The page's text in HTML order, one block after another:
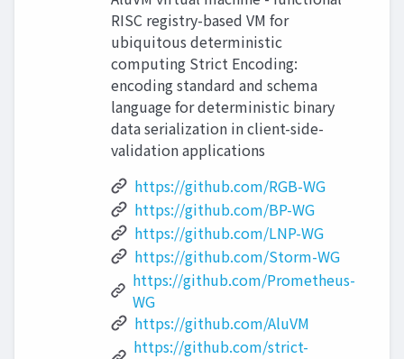
RISC registry-based VM for
ubiquitous deterministic
computing Strict Encoding:
encoding standard and schema
language for deterministic binary
data serialization in client-side-
validation applications
https://github.com/RGB-WG
https://github.com/BP-WG
https://github.com/LNP-WG
https://github.com/Storm-WG
https://github.com/Prometheus-
WG
https://github.com/AluVM
https://github.com/strict-